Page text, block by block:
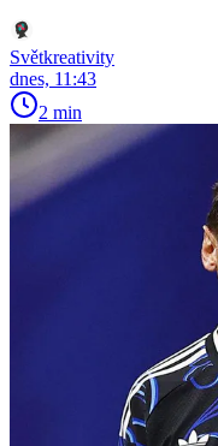
Světkreativity
dnes, 11:43
2 min